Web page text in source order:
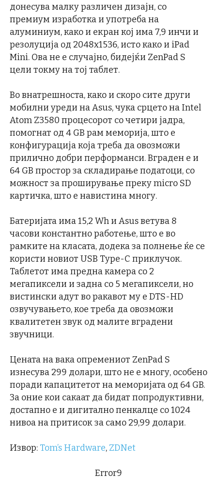
донесува малку различен дизајн, со
премиум изработка и употреба на
алуминиум, како и екран кој има 7,9 инчи и
резолуција од 2048х1536, исто како и iPad
Mini. Ова не е случајно, бидејќи ZenPad S
цели токму на тој таблет.
Во внатрешноста, како и скоро сите други
мобилни уреди на Asus, чука срцето на Intel
Atom Z3580 процесорот со четири јадра,
помогнат од 4 GB рам меморија, што е
конфигурација која треба да овозможи
прилично добри перформанси. Вграден е и
64 GB простор за складирање податоци, со
можност за проширување преку micro SD
картичка, што е навистина многу.
Батеријата има 15,2 Wh и Asus ветува 8
часови константно работење, што е во
рамките на класата, додека за полнење ќе се
користи новиот USB Type-C приклучок.
Таблетот има предна камера со 2
мегапиксели и задна со 5 мегапиксели, но
вистински адут во ракавот му е DTS-HD
озвучувањето, кое треба да овозможи
квалитетен звук од малите вградени
звучници.
Цената на вака опремениот ZenPad S
изнесува 299 долари, што не е многу, особено
поради капацитетот на меморијата од 64 GB.
За оние кои сакаат да бидат попродуктивни,
достапно е и дигитално пенкалце со 1024
нивоа на притисок за само 29,99 долари.
Извор: Tom’s Hardware, ZDNet
Error9